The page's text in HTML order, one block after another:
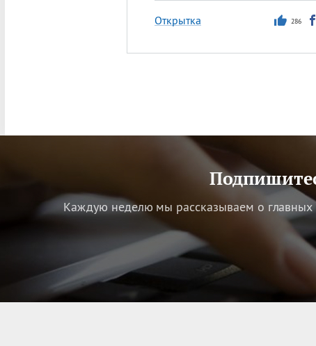
Открытка 286
Каждую неделю мы рассказываем о главных